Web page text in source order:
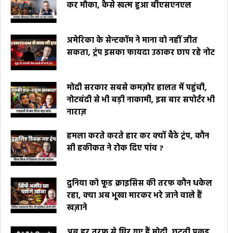
कर मौका, कैसे खत्म हुआ बीएसएनएल
अमेरिका के सेन्टकॉम ने माना वो नहीं जीत
सकता, ट्रंप इसका फायदा उठाकर छाप रहे नोट
मोदी सरकार सबसे कमज़ोर हालत में पहुंची,
नोटबंदी से भी बड़ी नाकामी, इस बार सपोर्टर भी
नाराज़
हमला करते करते हार कर क्यों बैठे ट्रंप, कौन
सी हकीकत ने रोक दिए पांव ?
दुनिया को फूड क्राइसिस की तरफ कौन धकेल
रहा, क्या अब भूखा मारकर भरे जाने वाले हैं
खज़ाने